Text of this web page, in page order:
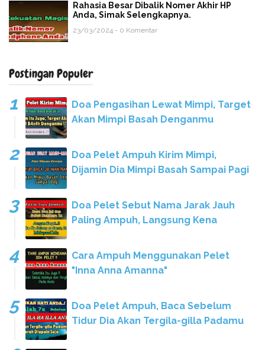
Rahasia Besar Dibalik Nomer Akhir HP
Anda, Simak Selengkapnya.
23/03/2024 - 0 Komentar
Postingan Populer
Doa Pengasihan Lewat Mimpi, Target
Akan Mimpi Basah Denganmu
Doa Pelet Ampuh Kirim Mimpi,
Dijamin Dia Mimpi Basah Sampai Pagi
Doa Pelet Sebut Nama Jarak Jauh
Paling Ampuh, Langsung Kena
Cara Ampuh Menggunakan Pelet
"Inna Anna Amanna"
Doa Pelet Ampuh, Baca Sebelum
Tidur Dia Akan Tergila-gilla Padamu